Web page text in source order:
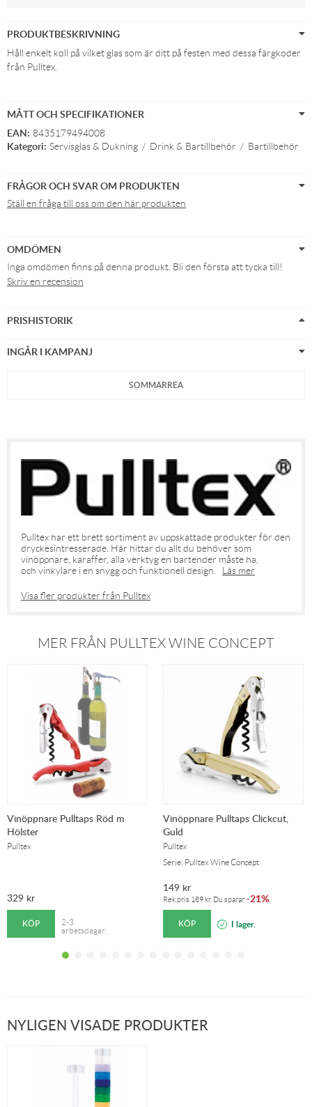
PRODUKTBESKRIVNING
Håll enkelt koll på vilket glas som är ditt på festen med dessa färgkoder
från Pulltex.
MÅTT OCH SPECIFIKATIONER
EAN: 8435179494008
Kategori: Servisglas & Dukning / Drink & Bartillbehör / Bartillbehör
FRÅGOR OCH SVAR OM PRODUKTEN
Ställ en fråga till oss om den här produkten
OMDÖMEN
Inga omdömen finns på denna produkt. Bli den första att tycka till!
Skriv en recension
PRISHISTORIK
INGÅR I KAMPANJ
SOMMARREA
Pulltex har ett brett sortiment av uppskattade produkter för den
dryckesintresserade. Här hittar du allt du behöver som
vinöppnare, karaffer, alla verktyg en bartender måste ha,
och vinkylare i en snygg och funktionell design. Läs mer
Visa fler produkter från Pulltex
MER FRÅN PULLTEX WINE CONCEPT
Vinöppnare Pulltaps Röd m
Hölster
Pulltex
329 kr
KÖP
2-3
arbetsdagar.
Vinöppnare Pulltaps Clickcut,
Guld
Pulltex
Serie: Pulltex Wine Concept
149 kr
Rek.pris 189 kr. Du sparar -21%
KÖP I lager.
NYLIGEN VISADE PRODUKTER